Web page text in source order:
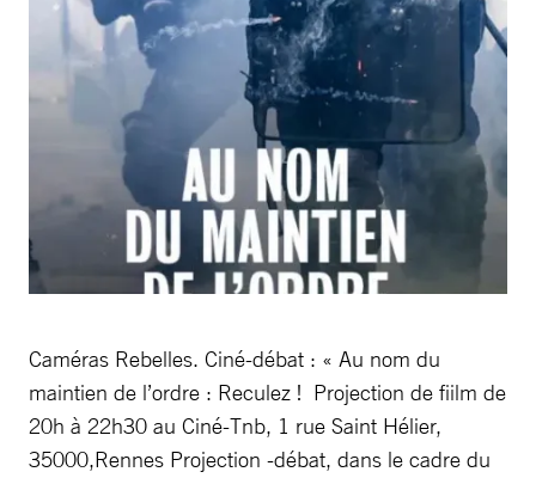
Caméras Rebelles. Ciné-débat : « Au nom du
maintien de l’ordre : Reculez ! Projection de fiilm de
20h à 22h30 au Ciné-Tnb, 1 rue Saint Hélier,
35000,Rennes Projection -débat, dans le cadre du